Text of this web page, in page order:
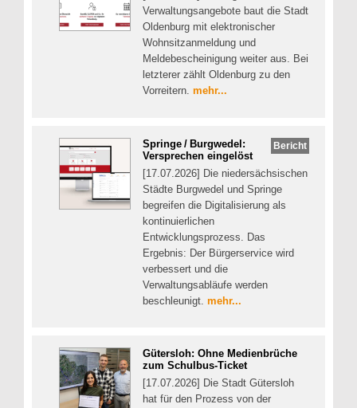
Verwaltungsangebote baut die Stadt
Oldenburg mit elektronischer
Wohnsitzanmeldung und
Meldebescheinigung weiter aus. Bei
letzterer zählt Oldenburg zu den
Vorreitern. mehr...
Bericht
Springe / Burgwedel:
Versprechen eingelöst
[17.07.2026] Die niedersächsischen
Städte Burgwedel und Springe
begreifen die Digitalisierung als
kontinuierlichen
Entwicklungsprozess. Das
Ergebnis: Der Bürgerservice wird
verbessert und die
Verwaltungsabläufe werden
beschleunigt. mehr...
Gütersloh: Ohne Medienbrüche
zum Schulbus-Ticket
[17.07.2026] Die Stadt Gütersloh
hat für den Prozess von der